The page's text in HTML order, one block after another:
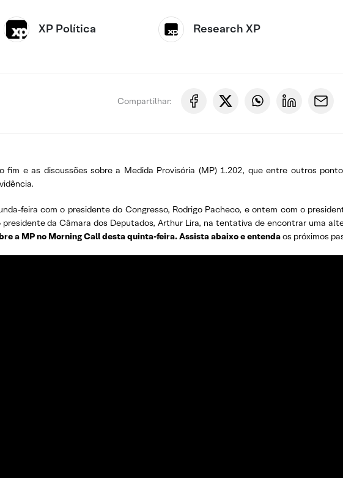
XP Política Research XP
Compartilhar:
fim e as discussões sobre a Medida Provisória (MP) 1.202, que entre outros
feira com o presidente do Congresso, Rodrigo Pacheco, e ontem com o
presidente da Câmara dos Deputados, Arthur Lira, na tentativa de encontrar uma
a MP no Morning Call desta quinta-feira. Assista abaixo e entendaos próximos